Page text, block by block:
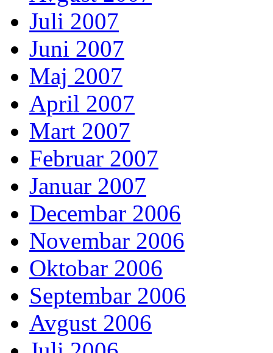
Juli 2007
Juni 2007
Maj 2007
April 2007
Mart 2007
Februar 2007
Januar 2007
Decembar 2006
Novembar 2006
Oktobar 2006
Septembar 2006
Avgust 2006